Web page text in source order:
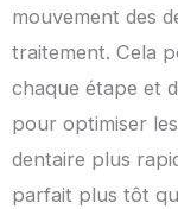
mouvement des
traitement. Cela
chaque étape et
pour optimiser
dentaire plus
parfait plus tôt